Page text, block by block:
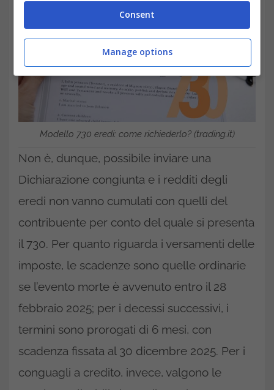
Modello 730 eredi: come richiederlo? (trading.it)
Non è, dunque, possibile inviare una
Dichiarazione congiunta e i redditi degli
eredi non vanno cumulati con quelli del
contribuente per conto del quale si presenta
il 730. Per quanto riguarda i versamenti delle
imposte, le scadenze sono quelle ordinarie
se l’evento morte è avvenuto entro il 28
febbraio 2025; per i decessi successivi, i
termini sono prorogati di 6 mesi, con
scadenza fissata al 30 dicembre 2025. Per i
conguagli a credito, invece, valgono le
Consent
Manage options